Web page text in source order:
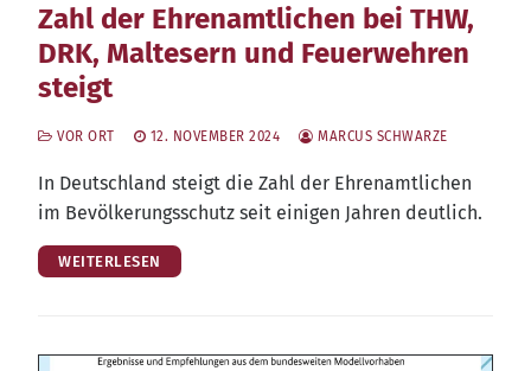
Zahl der Ehrenamtlichen bei THW,
DRK, Maltesern und Feuerwehren
steigt
VOR ORT 12. NOVEMBER 2024 MARCUS SCHWARZE
In Deutsch­land steigt die Zahl der Ehren­amt­li­chen
im Bevöl­ke­rungs­schutz seit eini­gen Jah­ren deutlich.
WEITERLESEN